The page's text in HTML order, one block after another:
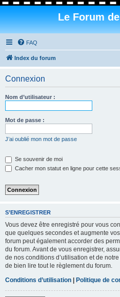
Le Forum
FAQ
Index du forum
Connexion
Nom d’utilisateur :
Mot de passe :
J’ai oublié mon mot de passe
Se souvenir de moi
Cacher mon statut en ligne pour cette
S’ENREGISTRER
Vous devez être enregistré pour vous
que quelques secondes et augmente
forum peut également accorder des
du forum. Avant de vous enregistrer,
de nos conditions d’utilisation et de
de bien lire tout le règlement du forum.
Conditions d’utilisation | Politique de